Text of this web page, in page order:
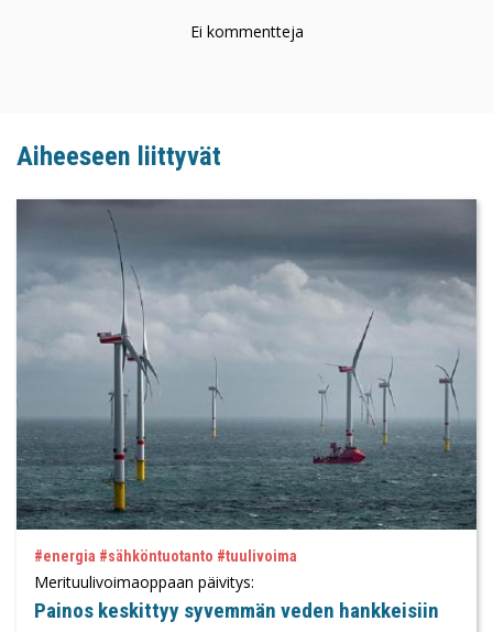
Ei kommentteja
Aiheeseen liittyvät
#energia #sähköntuotanto #tuulivoima
Merituulivoimaoppaan päivitys:
Painos keskittyy syvemmän veden hankkeisiin